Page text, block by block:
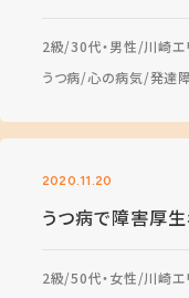
2級 30代・男性 川崎エ
うつ病 心の病気 発達
2020.11.20
うつ病で障害厚
2級 50代・女性 川崎エ